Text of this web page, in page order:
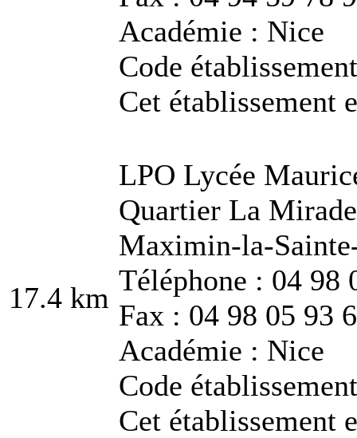
Académie : Nice
Code
Cet établissement
17.4 km
LPO Lycée
Quartier La
Maximin-la-
Téléphone : 04 98
Fax : 04 98 05 93
Académie : Nice
Code
Cet établissement